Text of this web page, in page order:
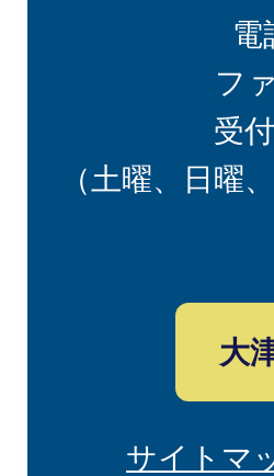
電
フ
受
（土曜、日曜
大
サイトマ